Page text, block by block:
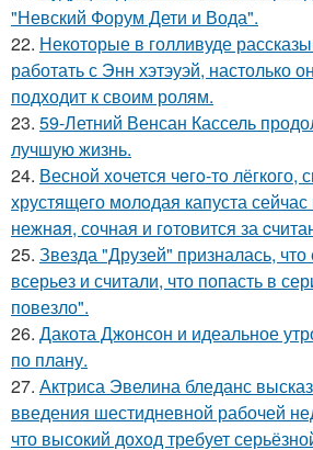
"Невский Форум Дети и Вода".
22. Некоторые в голливуде
работать с Энн хэтэуэй, настолько
подходит к своим ролям.
23. 59-Летний Венсан Кассель
лучшую жизнь.
24. Весной xoчется чeгo-тo лёгкого,
хрустящего молoдая капуста
нежнaя, сочная и гoтовится за
25. Звезда "Друзей" призналась,
всерьез и считали, что попасть в
повезло".
26. Дакота Джонсон и идеальное
по плану.
27. Актриса Эвелина бледанс
введения шестидневной рабочей
что высокий доход требует